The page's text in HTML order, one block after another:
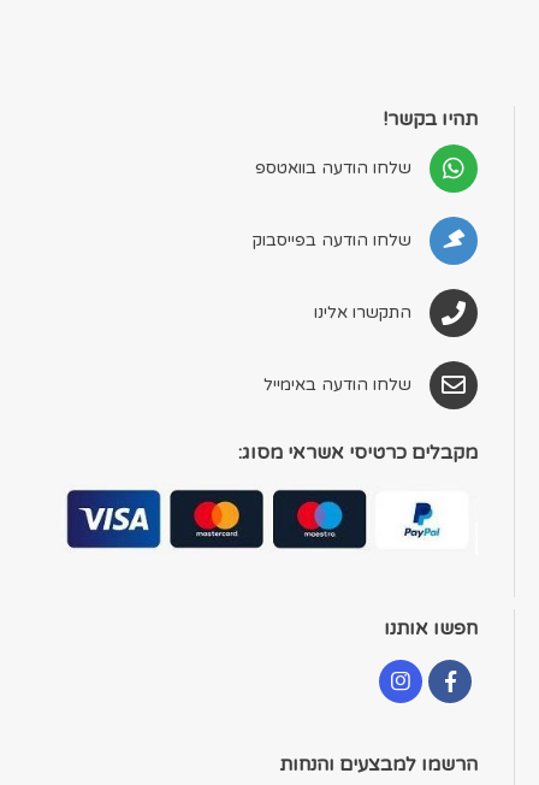
תהיו בקשר!
שלחו הודעה בוואטספ
שלחו הודעה בפייסבוק
התקשרו אלינו
שלחו הודעה באימייל
מקבלים כרטיסי אשראי מסוג:
חפשו אותנו
הרשמו למבצעים והנחות